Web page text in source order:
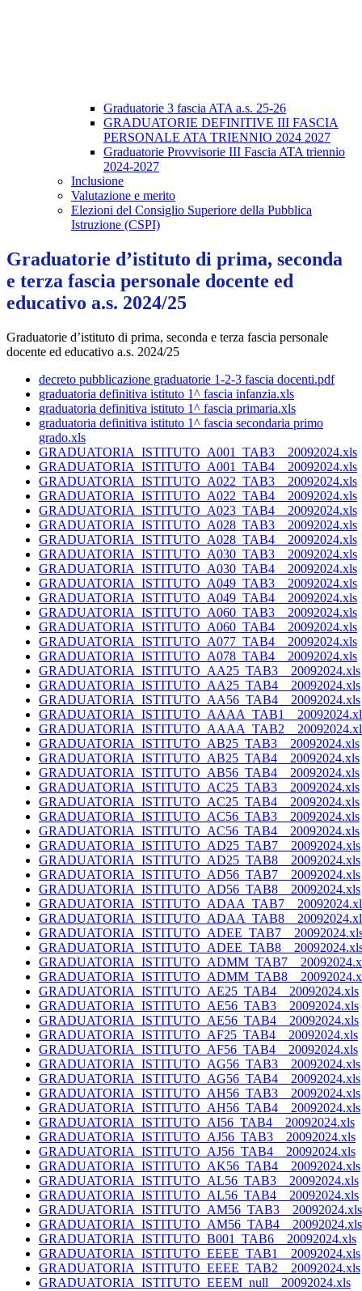
Graduatorie 3 fascia ATA a.s. 25-26
GRADUATORIE DEFINITIVE III FASCIA
PERSONALE ATA TRIENNIO 2024 2027
Graduatorie Provvisorie III Fascia ATA triennio
2024-2027
Inclusione
Valutazione e merito
Elezioni del Consiglio Superiore della Pubblica
Istruzione (CSPI)
Graduatorie d’istituto di prima, seconda
e terza fascia personale docente ed
educativo a.s. 2024/25
Graduatorie d’istituto di prima, seconda e terza fascia personale
docente ed educativo a.s. 2024/25
decreto pubblicazione graduatorie 1-2-3 fascia docenti.pdf
graduatoria definitiva istituto 1^ fascia infanzia.xls
graduatoria definitiva istituto 1^ fascia primaria.xls
graduatoria definitiva istituto 1^ fascia secondaria primo
grado.xls
GRADUATORIA_ISTITUTO_A001_TAB3__20092024.xls
GRADUATORIA_ISTITUTO_A001_TAB4__20092024.xls
GRADUATORIA_ISTITUTO_A022_TAB3__20092024.xls
GRADUATORIA_ISTITUTO_A022_TAB4__20092024.xls
GRADUATORIA_ISTITUTO_A023_TAB4__20092024.xls
GRADUATORIA_ISTITUTO_A028_TAB3__20092024.xls
GRADUATORIA_ISTITUTO_A028_TAB4__20092024.xls
GRADUATORIA_ISTITUTO_A030_TAB3__20092024.xls
GRADUATORIA_ISTITUTO_A030_TAB4__20092024.xls
GRADUATORIA_ISTITUTO_A049_TAB3__20092024.xls
GRADUATORIA_ISTITUTO_A049_TAB4__20092024.xls
GRADUATORIA_ISTITUTO_A060_TAB3__20092024.xls
GRADUATORIA_ISTITUTO_A060_TAB4__20092024.xls
GRADUATORIA_ISTITUTO_A077_TAB4__20092024.xls
GRADUATORIA_ISTITUTO_A078_TAB4__20092024.xls
GRADUATORIA_ISTITUTO_AA25_TAB3__20092024.xls
GRADUATORIA_ISTITUTO_AA25_TAB4__20092024.xls
GRADUATORIA_ISTITUTO_AA56_TAB4__20092024.xls
GRADUATORIA_ISTITUTO_AB25_TAB3__20092024.xls
GRADUATORIA_ISTITUTO_AB25_TAB4__20092024.xls
GRADUATORIA_ISTITUTO_AB56_TAB4__20092024.xls
GRADUATORIA_ISTITUTO_AC25_TAB3__20092024.xls
GRADUATORIA_ISTITUTO_AC25_TAB4__20092024.xls
GRADUATORIA_ISTITUTO_AC56_TAB3__20092024.xls
GRADUATORIA_ISTITUTO_AC56_TAB4__20092024.xls
GRADUATORIA_ISTITUTO_AD25_TAB7__20092024.xls
GRADUATORIA_ISTITUTO_AD25_TAB8__20092024.xls
GRADUATORIA_ISTITUTO_AD56_TAB7__20092024.xls
GRADUATORIA_ISTITUTO_AD56_TAB8__20092024.xls
GRADUATORIA_ISTITUTO_AE25_TAB4__20092024.xls
GRADUATORIA_ISTITUTO_AE56_TAB3__20092024.xls
GRADUATORIA_ISTITUTO_AE56_TAB4__20092024.xls
GRADUATORIA_ISTITUTO_AF25_TAB4__20092024.xls
GRADUATORIA_ISTITUTO_AF56_TAB4__20092024.xls
GRADUATORIA_ISTITUTO_AG56_TAB3__20092024.xls
GRADUATORIA_ISTITUTO_AG56_TAB4__20092024.xls
GRADUATORIA_ISTITUTO_AH56_TAB3__20092024.xls
GRADUATORIA_ISTITUTO_AH56_TAB4__20092024.xls
GRADUATORIA_ISTITUTO_AI56_TAB4__20092024.xls
GRADUATORIA_ISTITUTO_AJ56_TAB3__20092024.xls
GRADUATORIA_ISTITUTO_AJ56_TAB4__20092024.xls
GRADUATORIA_ISTITUTO_AK56_TAB4__20092024.xls
GRADUATORIA_ISTITUTO_AL56_TAB3__20092024.xls
GRADUATORIA_ISTITUTO_AL56_TAB4__20092024.xls
GRADUATORIA_ISTITUTO_AM56_TAB3__20092024.xls
GRADUATORIA_ISTITUTO_AM56_TAB4__20092024.xls
GRADUATORIA_ISTITUTO_B001_TAB6__20092024.xls
GRADUATORIA_ISTITUTO_EEEE_TAB1__20092024.xls
GRADUATORIA_ISTITUTO_EEEE_TAB2__20092024.xls
GRADUATORIA_ISTITUTO_EEEM_null__20092024.xls